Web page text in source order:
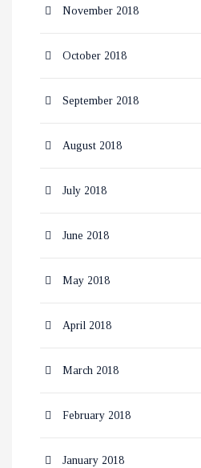
November 2018
October 2018
September 2018
August 2018
July 2018
June 2018
May 2018
April 2018
March 2018
February 2018
January 2018